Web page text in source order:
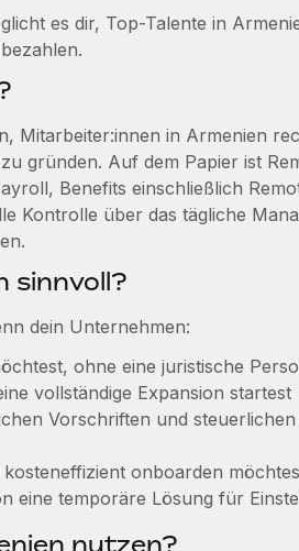
es dir, Top-Talente in
Mitarbeiter:innen in Armenien
gründen. Auf dem Papier ist
Benefits einschließlich
Kontrolle über das tägliche
sinnvoll?
dein Unternehmen:
ohne eine juristische
vollständige Expansion startest
Vorschriften und
onboarden
eine temporäre Lösung für
nutzen?